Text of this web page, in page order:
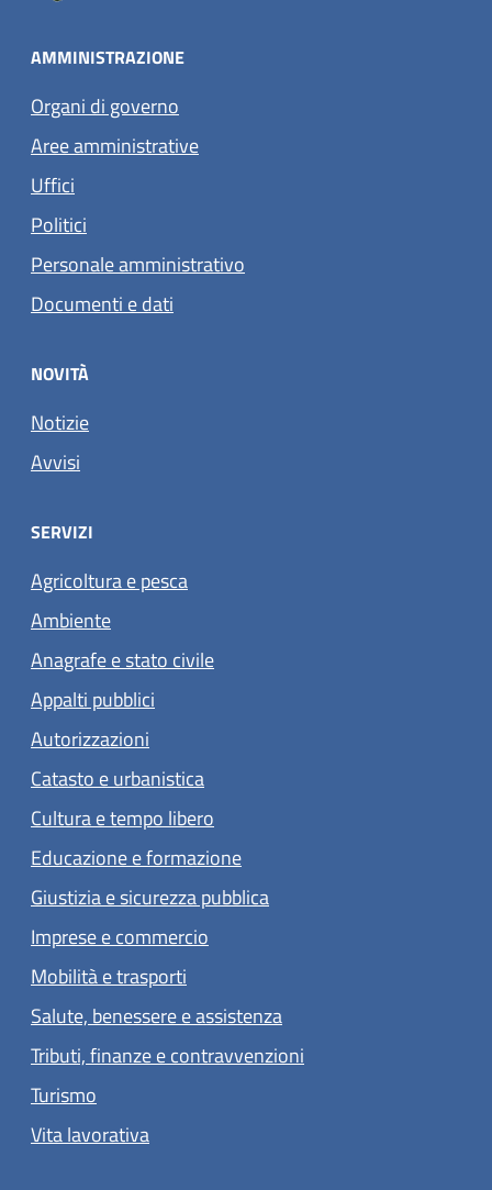
AMMINISTRAZIONE
Organi di governo
Aree amministrative
Uffici
Politici
Personale amministrativo
Documenti e dati
NOVITÀ
Notizie
Avvisi
SERVIZI
Agricoltura e pesca
Ambiente
Anagrafe e stato civile
Appalti pubblici
Autorizzazioni
Catasto e urbanistica
Cultura e tempo libero
Educazione e formazione
Giustizia e sicurezza pubblica
Imprese e commercio
Mobilità e trasporti
Salute, benessere e assistenza
Tributi, finanze e contravvenzioni
Turismo
Vita lavorativa